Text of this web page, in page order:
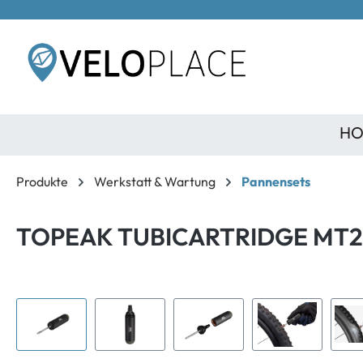
springen
Produkte Werkstatt & Wartung Pannensets
TOPEAK TUBICARTRIDGE